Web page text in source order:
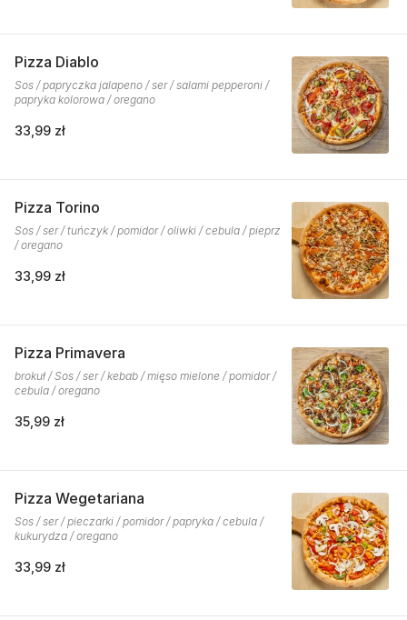
Pizza Diablo
Sos / papryczka jalapeno / ser / salami pepperoni /
papryka kolorowa / oregano
33,99 zł
Pizza Torino
Sos / ser / tuńczyk / pomidor / oliwki / cebula / pieprz
/ oregano
33,99 zł
Pizza Primavera
brokuł / Sos / ser / kebab / mięso mielone / pomidor /
cebula / oregano
35,99 zł
Pizza Wegetariana
Sos / ser / pieczarki / pomidor / papryka / cebula /
kukurydza / oregano
33,99 zł